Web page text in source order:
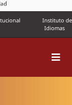
Instituto de
Idiomas